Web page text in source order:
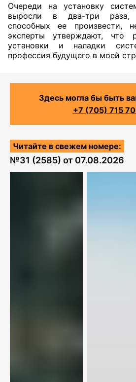
Очереди на установку
выросли в два-три раза,
способных ее произвести,
эксперты утверждают, что
установки и наладки
профессия будущего в моей
Здесь могла бы быть
+7 (705) 715
Читайте в свежем номере:
№31 (2585) от 07.08.2026